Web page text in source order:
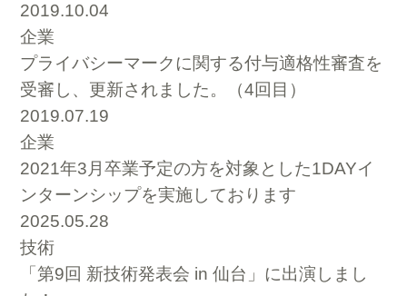
2019.10.04
企業
プライバシーマークに関する付与適格性審査を
受審し、更新されました。（4回目）
2019.07.19
企業
2021年3月卒業予定の方を対象とした1DAYイ
ンターンシップを実施しております
2025.05.28
技術
「第9回 新技術発表会 in 仙台」に出演しまし